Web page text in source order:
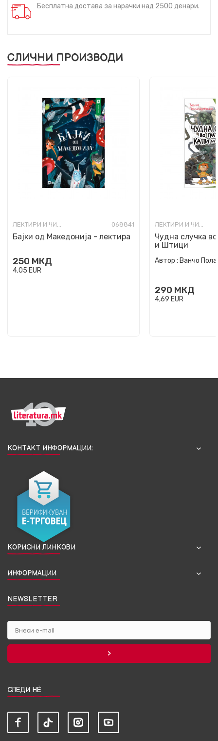
Бесплатна достава за нарачки над 2500 денари.
СЛИЧНИ ПРОИЗВОДИ
ЛЕКТИРИ И ЧИТАНКИ ЗА ОСНОВНО ОБРАЗОВАНИЕ 068841
Бајки од Македонија - лектира
250 МКД
4,05 EUR
ЛЕКТИРИ И ЧИТАНКИ ЗА ОСНОВНО ОБРАЗОВАНИЕ
Чудна случка
и Штици
Автор : Ванчо
290 МКД
4,69 EUR
КОНТАКТ ИНФОРМАЦИИ:
КОРИСНИ ЛИНКОВИ
ИНФОРМАЦИИ
NEWSLETTER
СЛЕДИ НЀ